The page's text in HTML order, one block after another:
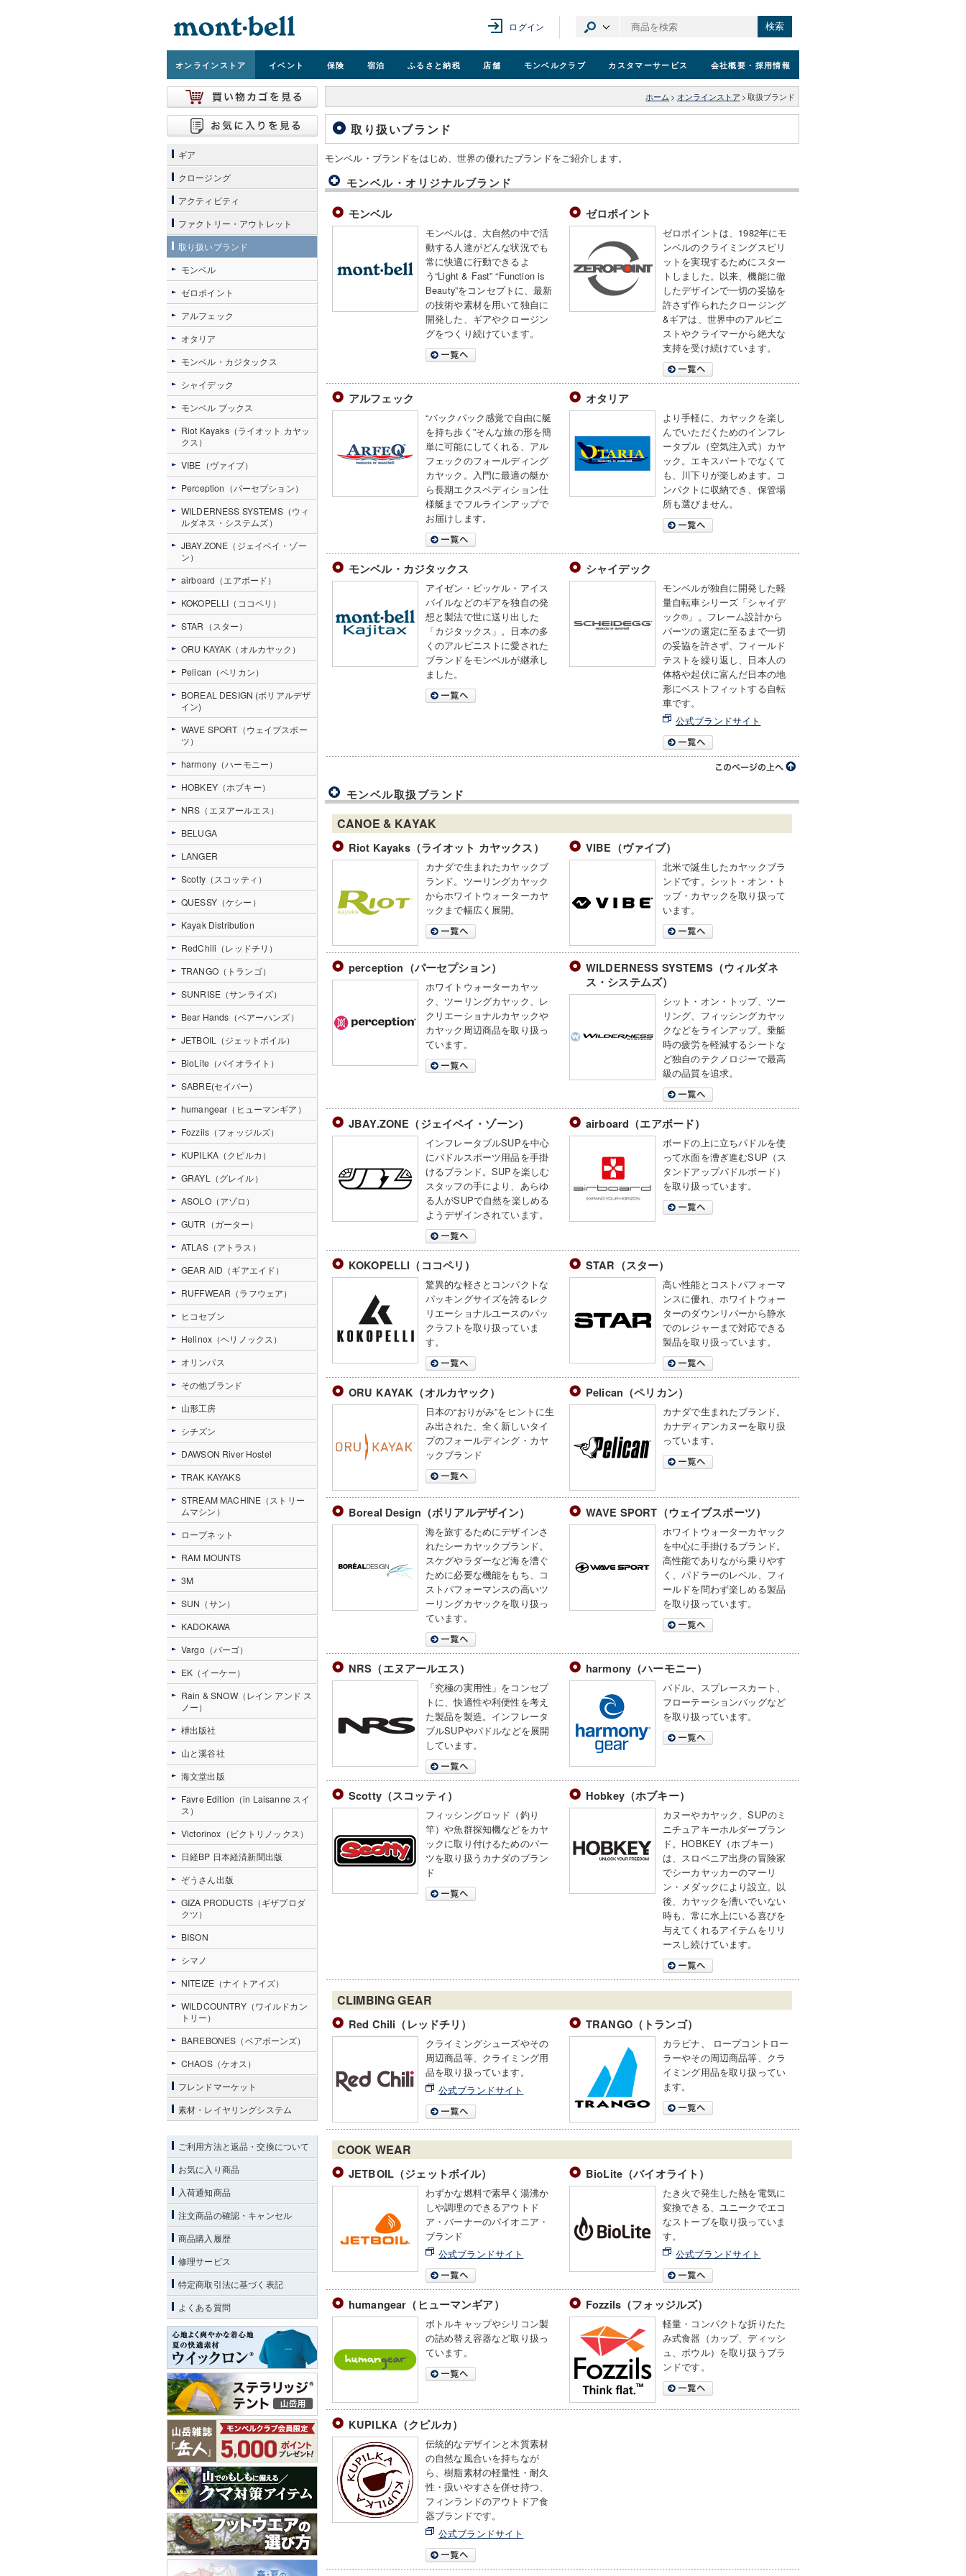
ログイン 検索
オンラインストア イベント 保険 宿泊 ふるさと納税 店舗 モンベルクラブ カスタマーサービス 会社概要 ・採用情報
ホーム > オンラインストア > 取扱ブランド
取り扱いブランド
モンベル・ブランドをはじめ、世界の優れたブランドをご紹介します。
モンベル・オリジナルブランド
モンベル
モンベルは、大自然の中で活
動する人達がどんな状況でも
常に快適に行動できるよ
う“Light & Fast” “Function is
Beauty”をコンセプトに、最新
の技術や素材を用いて独自に
開発した、ギアやクロージン
グをつくり続けています。
ゼロポイント
ゼロポイントは、1982年にモ
ンベルのクライミングスピリ
ットを実現するためにスター
トしました。以来、機能に徹
したデザインで一切の妥協を
許さず作られたクロージング
&ギアは、世界中のアルピニ
ストやクライマーから絶大な
支持を受け続けています。
アルフェック
“バックパック感覚で自由に艇
を持ち歩く”そんな旅の形を簡
単に可能にしてくれる、アル
フェックのフォールディング
カヤック。入門に最適の艇か
ら長期エクスペディション仕
様艇までフルラインアップで
お届けします。
オタリア
より手軽に、カヤックを楽し
んでいただくためのインフレ
ータブル（空気注入式）カヤ
ック。エキスパートでなくて
も、川下りが楽しめます。コ
ンパクトに収納でき、保管場
所も選びません。
モンベル・カジタックス
アイゼン・ピッケル・アイス
バイルなどのギアを独自の発
想と製法で世に送り出した
「カジタックス」。日本の多
くのアルピニストに愛された
ブランドをモンベルが継承し
ました。
シャイデック
モンベルが独自に開発した軽
量自転車シリーズ「シャイデ
ック®」。フレーム設計から
パーツの選定に至るまで一切
の妥協を許さず、フィールド
テストを繰り返し、日本人の
体格や起伏に富んだ日本の地
形にベストフィットする自転
車です。
公式ブランドサイト
モンベル取扱ブランド
CANOE & KAYAK
Riot Kayaks（ライオット カヤックス）
カナダで生まれたカヤックブ
ランド。ツーリングカヤック
からホワイトウォーターカヤ
ックまで幅広く展開。
VIBE（ヴァイブ）
北米で誕生したカヤックブラ
ンドです。シット・オン・ト
ップ・カヤックを取り扱って
います。
perception（パーセプション）
ホワイトウォーターカヤッ
ク、ツーリングカヤック、レ
クリエーショナルカヤックや
カヤック周辺商品を取り扱っ
ています。
WILDERNESS SYSTEMS（ウィルダネ
ス・システムズ）
シット・オン・トップ、ツー
リング、フィッシングカヤッ
クなどをラインアップ。乗艇
時の疲労を軽減するシートな
ど独自のテクノロジーで最高
級の品質を追求。
JBAY.ZONE（ジェイベイ・ゾーン）
インフレータブルSUPを中心
にパドルスポーツ用品を手掛
けるブランド。SUPを楽しむ
スタッフの手により、あらゆ
る人がSUPで自然を楽しめる
ようデザインされています。
airboard（エアボード）
ボードの上に立ちパドルを使
って水面を漕ぎ進むSUP（ス
タンドアップパドルボード）
を取り扱っています。
KOKOPELLI（ココペリ）
驚異的な軽さとコンパクトな
パッキングサイズを誇るレク
リエーショナルユースのパッ
クラフトを取り扱っていま
す。
STAR（スター）
高い性能とコストパフォーマ
ンスに優れ、ホワイトウォー
ターのダウンリバーから静水
でのレジャーまで対応できる
製品を取り扱っています。
ORU KAYAK（オルカヤック）
日本の“おりがみ”をヒントに生
み出された、全く新しいタイ
プのフォールディング・カヤ
ックブランド
Pelican（ペリカン）
カナダで生まれたブランド。
カナディアンカヌーを取り扱
っています。
Boreal Design（ボリアルデザイン）
海を旅するためにデザインさ
れたシーカヤックブランド。
スケグやラダーなど海を漕ぐ
ために必要な機能をもち、コ
ストパフォーマンスの高いツ
ーリングカヤックを取り扱っ
ています。
WAVE SPORT（ウェイブスポーツ）
ホワイトウォーターカヤック
を中心に手掛けるブランド。
高性能でありながら乗りやす
く、パドラーのレベル、フィ
ールドを問わず楽しめる製品
を取り扱っています。
NRS（エヌアールエス）
「究極の実用性」をコンセプ
トに、快適性や利便性を考え
た製品を製造。インフレータ
ブルSUPやパドルなどを展開
しています。
harmony（ハーモニー）
パドル、スプレースカート、
フローテーションバッグなど
を取り扱っています。
Scotty（スコッティ）
フィッシングロッド（釣り
竿）や魚群探知機などをカヤ
ックに取り付けるためのパー
ツを取り扱うカナダのブラン
ド
Hobkey（ホブキー）
カヌーやカヤック、SUPのミ
ニチュアキーホルダーブラン
ド。HOBKEY（ホブキー）
は、スロベニア出身の冒険家
でシーカヤッカーのマーリ
ン・メダックにより設立。以
後、カヤックを漕いでいない
時も、常に水上にいる喜びを
与えてくれるアイテムをリリ
ースし続けています。
CLIMBING GEAR
Red Chili（レッドチリ）
クライミングシューズやその
周辺商品等、クライミング用
品を取り扱っています。
公式ブランドサイト
TRANGO（トランゴ）
カラビナ、 ロープコントロー
ラーやその周辺商品等、クラ
イミング用品を取り扱ってい
ます。
COOK WEAR
JETBOIL（ジェットボイル）
わずかな燃料で素早く湯沸か
しや調理のできるアウトド
ア・バーナーのパイオニア・
ブランド
公式ブランドサイト
BioLite（バイオライト）
たき火で発生した熱を電気に
変換できる、ユニークでエコ
なストーブを取り扱っていま
す。
公式ブランドサイト
humangear（ヒューマンギア）
ボトルキャップやシリコン製
の詰め替え容器など取り扱っ
ています。
Fozzils（フォッジルズ）
軽量・コンパクトな折りたた
み式食器（カップ、ディッシ
ュ、ボウル）を取り扱うブラ
ンドです。
KUPILKA（クピルカ）
伝統的なデザインと木質素材
の自然な風合いを持ちなが
ら、樹脂素材の軽量性・耐久
性・扱いやすさを併せ持つ、
フィンランドのアウトドア食
器ブランドです。
公式ブランドサイト
ギア
クロージング
アクティビティ
ファクトリー・アウトレット
取り扱いブランド
モンベル
ゼロポイント
アルフェック
オタリア
モンベル・カジタックス
シャイデック
モンベル ブックス
Riot Kayaks（ライオット カヤッ
クス）
VIBE（ヴァイブ）
Perception（パーセプション）
WILDERNESS SYSTEMS（ウィ
ルダネス・システムズ）
JBAY.ZONE（ジェイベイ・ゾー
ン）
airboard（エアボード）
KOKOPELLI（ココペリ）
STAR（スター）
ORU KAYAK（オルカヤック）
Pelican（ペリカン）
BOREAL DESIGN (ボリアルデザ
イン)
WAVE SPORT（ウェイブスポー
ツ）
harmony（ハーモニー）
HOBKEY（ホブキー）
NRS（エヌアールエス）
BELUGA
LANGER
Scotty（スコッティ）
QUESSY（ケシー）
Kayak Distribution
RedChili（レッドチリ）
TRANGO（トランゴ）
SUNRISE（サンライズ）
Bear Hands（ベアーハンズ）
JETBOIL（ジェットボイル）
BioLite（バイオライト）
SABRE(セイバー)
humangear（ヒューマンギア）
Fozzils（フォッジルズ）
KUPILKA（クピルカ）
GRAYL（グレイル）
ASOLO（アゾロ）
GUTR（ガーター）
ATLAS（アトラス）
GEAR AID（ギアエイド）
RUFFWEAR（ラフウェア）
ヒコセブン
Helinox（ヘリノックス）
オリンパス
その他ブランド
山形工房
シチズン
DAWSON River Hostel
TRAK KAYAKS
STREAM MACHINE（ストリー
ムマシン）
ロープネット
RAM MOUNTS
3M
SUN（サン）
KADOKAWA
Vargo（バーゴ）
EK（イーケー）
Rain & SNOW（レイン アンド ス
ノー）
枻出版社
山と溪谷社
海文堂出版
Favre Edition（in Laisanne スイ
ス）
Victorinox（ビクトリノックス）
日経BP 日本経済新聞出版
ぞうさん出版
GIZA PRODUCTS（ギザプロダ
クツ）
BISON
シマノ
NITEIZE（ナイトアイズ）
WILDCOUNTRY（ワイルドカン
トリー）
BAREBONES（ベアボーンズ）
CHAOS（ケオス）
フレンドマーケット
素材・レイヤリングシステム
ご利用方法と返品・交換について
お気に入り商品
入荷通知商品
注文商品の確認・キャンセル
商品購入履歴
修理サービス
特定商取引法に基づく表記
よくある質問